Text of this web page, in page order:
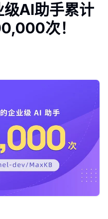
AI助手累计
次！